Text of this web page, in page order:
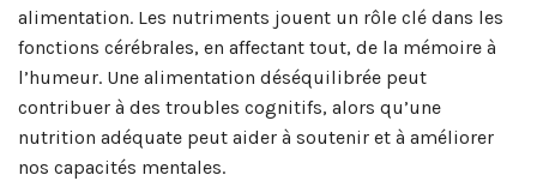
alimentation. Les nutriments jouent un rôle clé dans les
fonctions cérébrales, en affectant tout, de la mémoire à
l’humeur. Une alimentation déséquilibrée peut
contribuer à des troubles cognitifs, alors qu’une
nutrition adéquate peut aider à soutenir et à améliorer
nos capacités mentales.